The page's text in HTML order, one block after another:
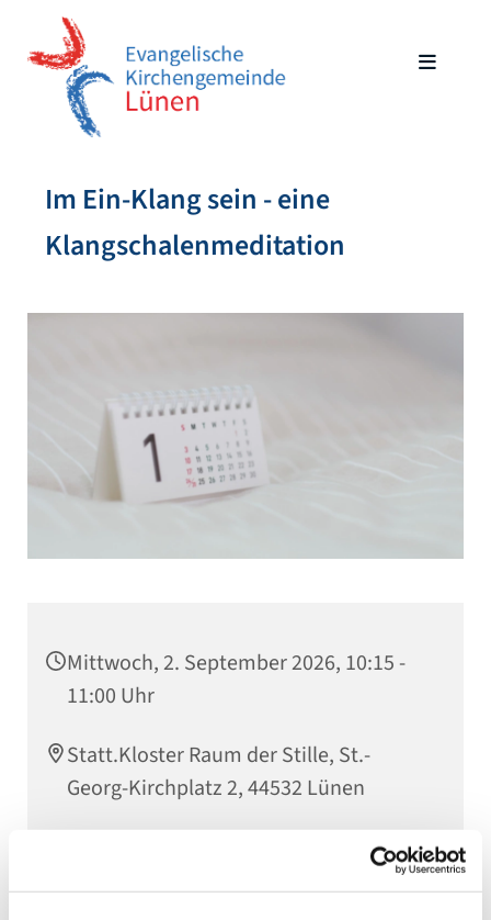
Im Ein-Klang sein - eine
Klangschalenmeditation
Mittwoch, 2. September 2026, 10:15 -
11:00 Uhr
Statt.Kloster Raum der Stille, St.-
Georg-Kirchplatz 2, 44532 Lünen